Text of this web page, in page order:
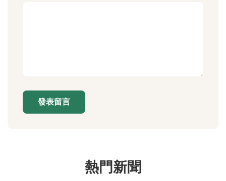
發表留言
熱門新聞